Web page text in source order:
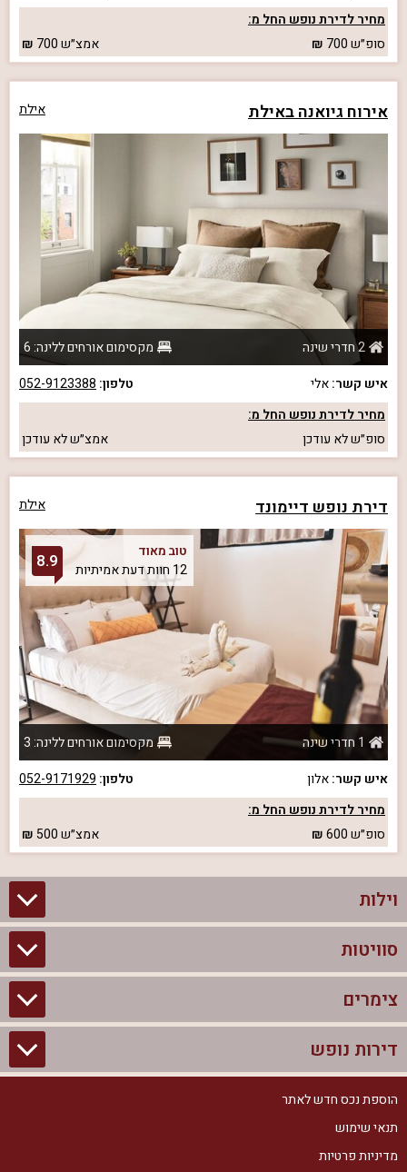
מחיר לדירת נופש החל מ:
סופ״ש700 אמצ״ש700
אירוח גיואנה באילת אילת
2 חדרי שינה
מקסימום אורחים ללינה: 6
איש קשר:אלי טלפון: 052-9123388
מחיר לדירת נופש החל מ:
סופ״שלא עודכן אמצ״שלא עודכן
דירת נופש דיימונד אילת
טוב מאוד
12 חוות דעת אמיתיות
8.9
1 חדרי שינה
מקסימום אורחים ללינה: 3
איש קשר:אלון טלפון: 052-9171929
מחיר לדירת נופש החל מ:
סופ״ש600 אמצ״ש500
וילות
וילות בצפון
וילות להשכרה
וילות למסיבת רווקים
וילות נופש
סוויטות
סוויטות בצפון
צימרים לזוגות עם בריכה פרטית
צימרים יוקרתיים
צימרים מפוארים
צימרים
צימרים בצפון
צימרים לזוגות
צימרים למשפחות
דירות נופש
דירות נופש בצפון
הוספת נכס חדש לאתר
תנאי שימוש
מדיניות פרטיות